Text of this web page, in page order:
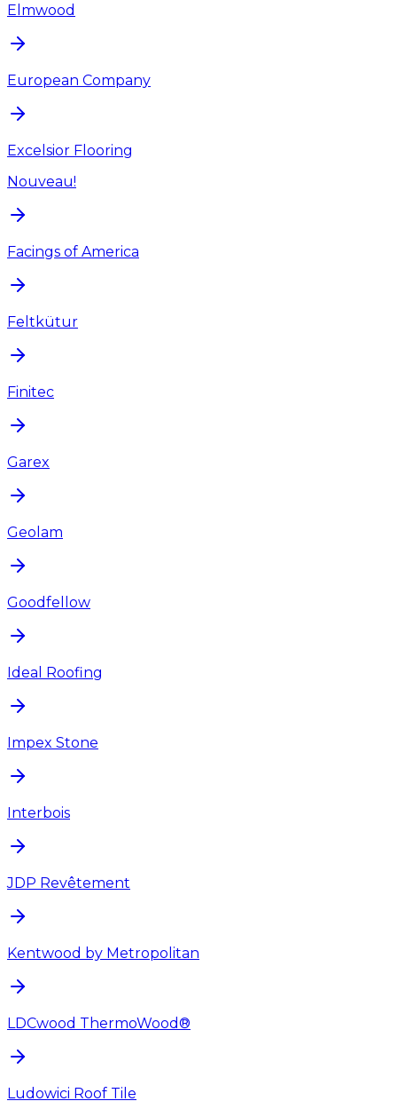
Elmwood
European Company
Excelsior Flooring
Nouveau!
Facings of America
Feltkütur
Finitec
Garex
Geolam
Goodfellow
Ideal Roofing
Impex Stone
Interbois
JDP Revêtement
Kentwood by Metropolitan
LDCwood ThermoWood®
Ludowici Roof Tile